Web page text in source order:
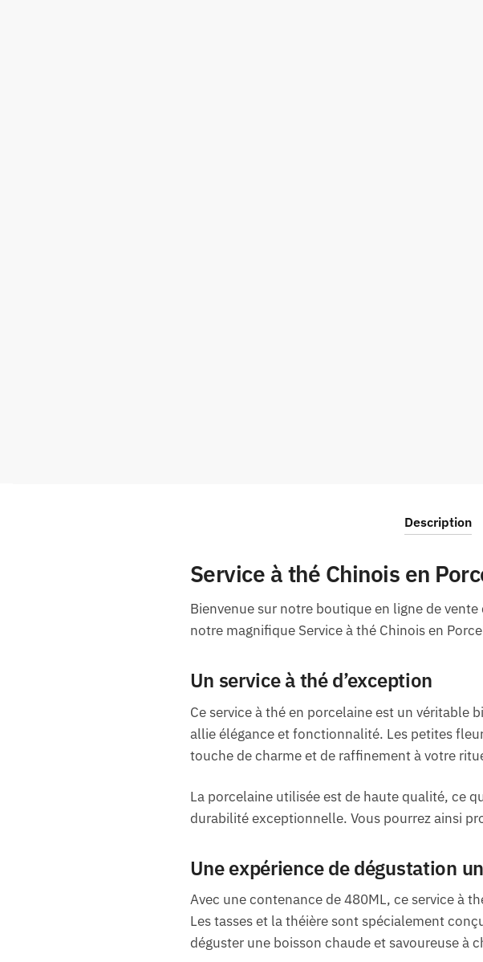
Description
Service à thé Chinois en
Bienvenue sur notre boutique en ligne de
notre magnifique Service à thé Chinois en
Un service à thé d’exception
Ce service à thé en porcelaine est un véritable
allie élégance et fonctionnalité. Les petites
touche de charme et de raffinement à votre
La porcelaine utilisée est de haute qualité, ce
durabilité exceptionnelle. Vous pourrez ainsi
Une expérience de dégustation
Avec une contenance de 480ML, ce service à
Les tasses et la théière sont spécialement
déguster une boisson chaude et savoureuse à